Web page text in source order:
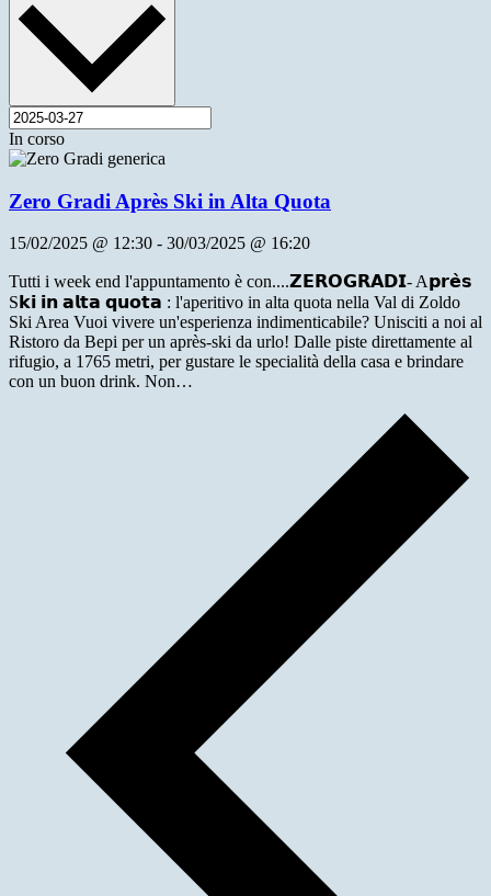
In corso
Zero Gradi Après Ski in Alta Quota
15/02/2025 @ 12:30 - 30/03/2025 @ 16:20
Tutti i week end l'appuntamento è con....𝗭𝗘𝗥𝗢𝗚𝗥𝗔𝗗𝗜- A𝗽𝗿𝗲̀𝘀
S𝗸𝗶 𝗶𝗻 𝗮𝗹𝘁𝗮 𝗾𝘂𝗼𝘁𝗮 : l'aperitivo in alta quota nella Val di Zoldo
Ski Area Vuoi vivere un'esperienza indimenticabile? Unisciti a noi al
Ristoro da Bepi per un après-ski da urlo! Dalle piste direttamente al
rifugio, a 1765 metri, per gustare le specialità della casa e brindare
con un buon drink. Non…